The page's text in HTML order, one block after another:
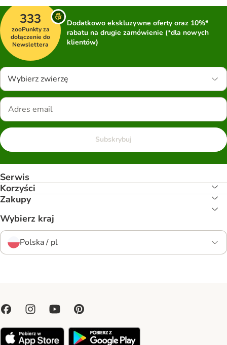
333
zooPunkty za
dołączenie do
Newslettera
Dodatkowo ekskluzywne oferty oraz 10%*
rabatu na drugie zamówienie (*dla nowych
klientów)
Wybierz zwierzę
Subskrybuj
Serwis
Korzyści
Zakupy
Wybierz kraj
Polska / pl